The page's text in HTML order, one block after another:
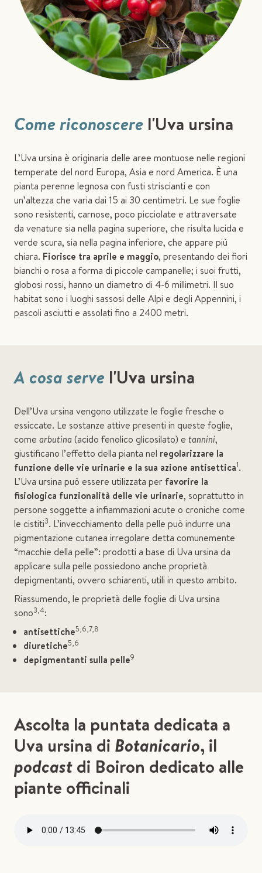
Come riconoscere l'Uva ursina
L’Uva ursina è originaria delle aree montuose nelle regioni
temperate del nord Europa, Asia e nord America. È una
pianta perenne legnosa con fusti striscianti e con
un’altezza che varia dai 15 ai 30 centimetri. Le sue foglie
sono resistenti, carnose, poco picciolate e attraversate
da venature sia nella pagina superiore, che risulta lucida e
verde scura, sia nella pagina inferiore, che appare più
chiara. Fiorisce tra aprile e maggio, presentando dei fiori
bianchi o rosa a forma di piccole campanelle; i suoi frutti,
globosi rossi, hanno un diametro di 4-6 millimetri. Il suo
habitat sono i luoghi sassosi delle Alpi e degli Appennini, i
pascoli asciutti e assolati fino a 2400 metri.
A cosa serve l'Uva ursina
Dell’Uva ursina vengono utilizzate le foglie fresche o
essiccate. Le sostanze attive presenti in queste foglie,
come arbutina(acido fenolico glicosilato) e tannini,
giustificano l’effetto della pianta nel regolarizzare la
funzione delle vie urinarie e la sua azione antisettica1.
L’Uva ursina può essere utilizzata per favorire la
fisiologica funzionalità delle vie urinarie, soprattutto in
persone soggette a infiammazioni acute o croniche come
le cistiti3. L’invecchiamento della pelle può indurre una
pigmentazione cutanea irregolare detta comunemente
“macchie della pelle”: prodotti a base di Uva ursina da
applicare sulla pelle possiedono anche proprietà
depigmentanti, ovvero schiarenti, utili in questo ambito.
Riassumendo, le proprietà delle foglie di Uva ursina
sono3,4:
antisettiche5,6,7,8
diuretiche5,6
depigmentanti sulla pelle9
Ascolta la puntata dedicata a
Uva ursina di Botanicario, il
podcastdi Boiron dedicato alle
piante officinali